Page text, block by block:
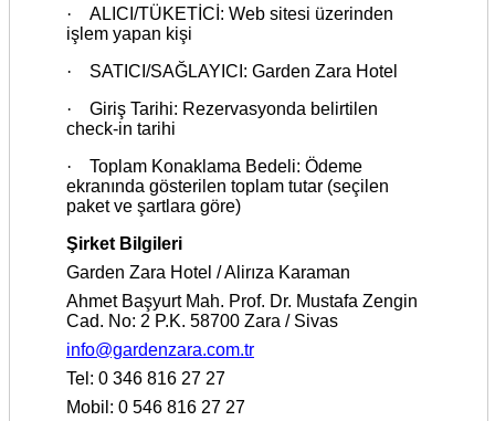
·
ALICI/TÜKETİCİ: Web sitesi üzerinden
işlem yapan kişi
·
SATICI/SAĞLAYICI: Garden Zara Hotel
·
Giriş Tarihi: Rezervasyonda belirtilen
check-in tarihi
·
Toplam Konaklama Bedeli: Ödeme
ekranında gösterilen toplam tutar (seçilen
paket ve şartlara göre)
Şirket Bilgileri
Garden Zara Hotel / Alirıza Karaman
Ahmet Başyurt Mah. Prof. Dr. Mustafa Zengin
Cad. No: 2 P.K. 58700 Zara / Sivas
info@gardenzara.com.tr
Tel: 0 346 816 27 27
Mobil: 0 546 816 27 27